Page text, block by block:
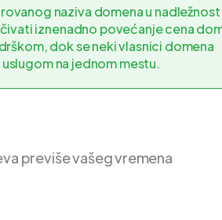
naziva domena u nadležnost
iznenadno povećanje cena
dok se neki vlasnici domena
na jednom mestu.
previše vašeg vremena